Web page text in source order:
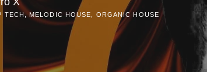
TECH, MELODIC HOUSE, ORGANIC HOUSE